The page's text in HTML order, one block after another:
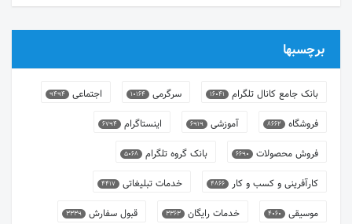
برچسبها
بانک جامع کانال تلگرام 16041 سرگرمی 10164 اجتماعی 9494
فروشگاه 8662 آموزشی 6919 اینستاگرام 6794
فروش محصولات 6690 بانک گروه تلگرام 5068
کارآفرینی و کسب و کار 4866 خدمات تبلیغاتی 4417
موسیقی 4060 خدمات رایگان 3363 قبول سفارش 3339